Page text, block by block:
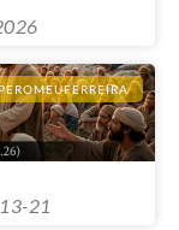
21